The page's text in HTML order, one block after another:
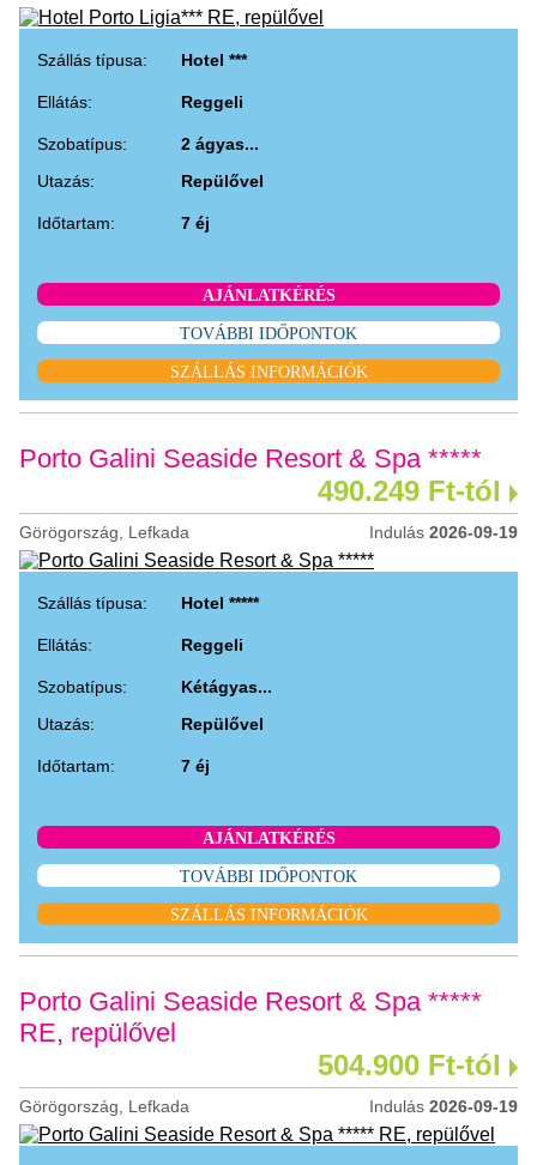
Szállás típusa: Hotel ***
Ellátás: Reggeli
Szobatípus:
2 ágyas...
Utazás:
Repülővel
Időtartam: 7 éj
AJÁNLATKÉRÉS
TOVÁBBI IDŐPONTOK
SZÁLLÁS INFORMÁCIÓK
Porto Galini Seaside Resort & Spa *****
490.249 Ft-tól
Görögország, Lefkada Indulás 2026-09-19
Szállás típusa: Hotel *****
Ellátás: Reggeli
Szobatípus:
Kétágyas...
Utazás:
Repülővel
Időtartam: 7 éj
AJÁNLATKÉRÉS
TOVÁBBI IDŐPONTOK
SZÁLLÁS INFORMÁCIÓK
Porto Galini Seaside Resort & Spa *****
RE, repülővel
504.900 Ft-tól
Görögország, Lefkada Indulás 2026-09-19